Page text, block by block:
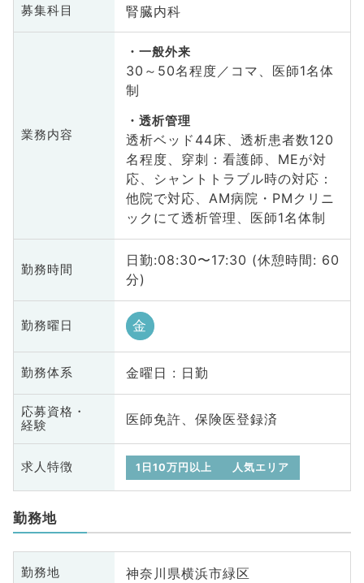
募集科目 腎臓内科
業務内容
一般外来
30～50名程度／コマ、医師1名体
制
透析管理
透析ベッド44床、透析患者数120
名程度、穿刺：看護師、MEが対
応、シャントトラブル時の対応：
他院で対応、AM病院・PMクリニ
ックにて透析管理、医師1名体制
勤務時間
日勤:08:30〜17:30 (休憩時間: 60
分)
勤務曜日 金
勤務体系 金曜日 : 日勤
応募資格・
経験
医師免許、保険医登録済
求人特徴 1日10万円以上 人気エリア
勤務地
勤務地 神奈川県横浜市緑区